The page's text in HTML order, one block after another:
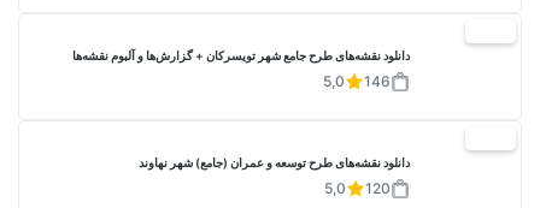
دانلود نقشه‌های طرح جامع شهر تویسرکان + گزارش‌ها و آلبوم نقشه‌ها
146
5,0
دانلود نقشه‌های طرح توسعه و عمران (جامع) شهر نهاوند
120
5,0